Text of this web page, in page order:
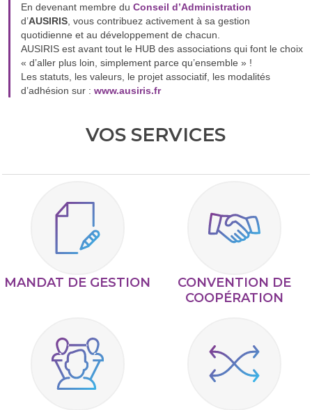
En devenant membre duConseil d’Administration
d’AUSIRIS, vous contribuez activement à sa gestion
quotidienne et au développement de chacun.
AUSIRIS est avant tout le HUB des associations qui font le choix
« d’aller plus loin, simplement parce qu’ensemble » !
Les statuts, les valeurs, le projet associatif, les modalités
d’adhésion sur :www.ausiris.fr
VOS SERVICES
MANDAT DE GESTION
CONVENTION DE
COOPÉRATION